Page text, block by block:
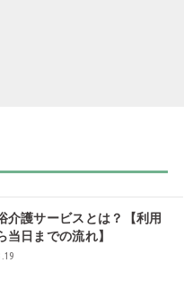
介護サービスとは？【利用
当日までの流れ】